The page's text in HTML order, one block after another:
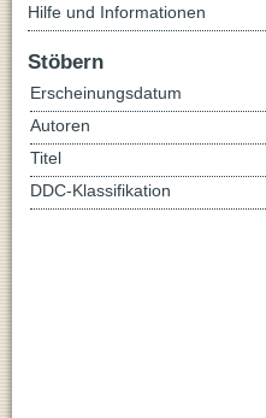
Hilfe und Informationen
Stöbern
Erscheinungsdatum
Autoren
Titel
DDC-Klassifikation